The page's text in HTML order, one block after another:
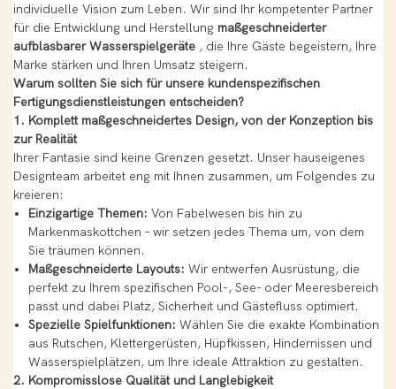
individuelle Vision zum Leben. Wir sind Ihr kompetenter Partner
für die Entwicklung und Herstellung maßgeschneiderter
aufblasbarer Wasserspielgeräte , die Ihre Gäste begeistern, Ihre
Marke stärken und Ihren Umsatz steigern.
Warum sollten Sie sich für unsere kundenspezifischen
Fertigungsdienstleistungen entscheiden?
1. Komplett maßgeschneidertes Design, von der Konzeption bis
zur Realität
Ihrer Fantasie sind keine Grenzen gesetzt. Unser hauseigenes
Designteam arbeitet eng mit Ihnen zusammen, um Folgendes zu
kreieren:
Einzigartige Themen: Von Fabelwesen bis hin zu
Markenmaskottchen – wir setzen jedes Thema um, von dem
Sie träumen können.
Maßgeschneiderte Layouts: Wir entwerfen Ausrüstung, die
perfekt zu Ihrem spezifischen Pool-, See- oder Meeresbereich
passt und dabei Platz, Sicherheit und Gästefluss optimiert.
Spezielle Spielfunktionen: Wählen Sie die exakte Kombination
aus Rutschen, Klettergerüsten, Hüpfkissen, Hindernissen und
Wasserspielplätzen, um Ihre ideale Attraktion zu gestalten.
2. Kompromisslose Qualität und Langlebigkeit